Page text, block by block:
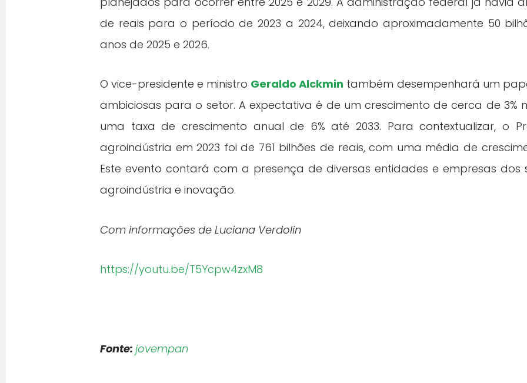
de reais para o período de 2023 a 2024, deixando aproximadamente 50
anos de 2025 e 2026.
O vice-presidente e ministro Geraldo Alckmin também desempenhará um
ambiciosas para o setor. A expectativa é de um crescimento de cerca de 3%
uma taxa de crescimento anual de 6% até 2033. Para contextualizar, o
agroindústria em 2023 foi de 761 bilhões de reais, com uma média de
Este evento contará com a presença de diversas entidades e empresas dos
agroindústria e inovação.
Com informações de Luciana Verdolin
https://youtu.be/T5Ycpw4zxM8
Fonte: jovempan